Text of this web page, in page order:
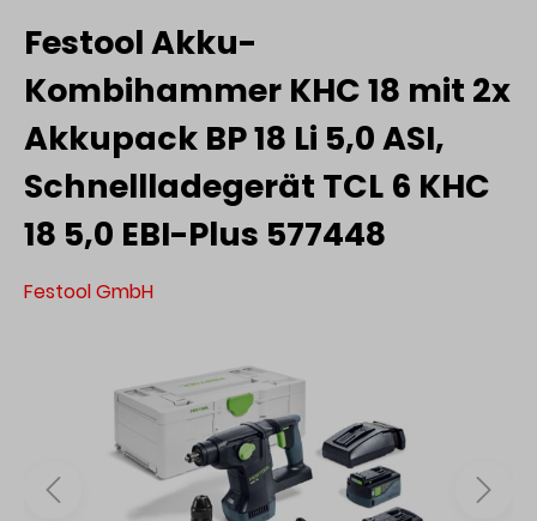
Festool Akku-
Kombihammer KHC 18 mit 2x
Akkupack BP 18 Li 5,0 ASI,
Schnellladegerät TCL 6 KHC
18 5,0 EBI-Plus 577448
Festool GmbH